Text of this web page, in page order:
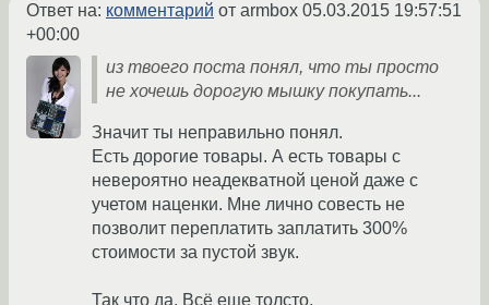
Ответ на: комментарий от armbox 05.03.2015 19:57:51
+00:00
из твоего поста понял, что ты просто
не хочешь дорогую мышку покупать...
Значит ты неправильно понял.
Есть дорогие товары. А есть товары с
невероятно неадекватной ценой даже с
учетом наценки. Мне лично совесть не
позволит переплатить заплатить 300%
стоимости за пустой звук.
Так что да. Всё еще толсто.